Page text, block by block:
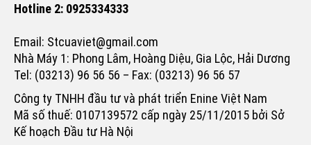
Hotline 2: 0925334333
Email: Stcuaviet@gmail.com
Nhà Máy 1: Phong Lâm, Hoàng Diệu, Gia Lộc, Hải Dương
Tel: (03213) 96 56 56 – Fax: (03213) 96 56 57
Công ty TNHH đầu tư và phát triển Enine Việt Nam
Mã số thuế: 0107139572 cấp ngày 25/11/2015 bởi Sở
Kế hoạch Đầu tư Hà Nội